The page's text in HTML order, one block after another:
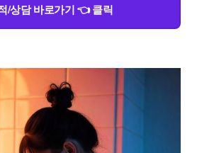
/상담 바로가기 👈 클릭